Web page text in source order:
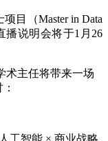
目（Master in Data
播说明会将于1月26
术主任将带来一场
工智能 × 商业战略